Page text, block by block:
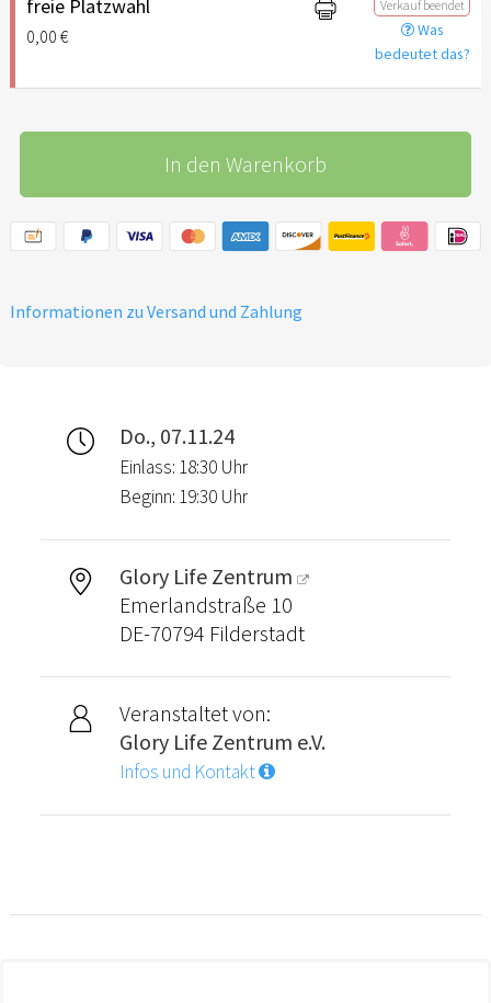
freie Platzwahl
0,00 €
Verkauf beendet
Was
bedeutet das?
In den Warenkorb
Informationen zu Versand und Zahlung
Do., 07.11.24
Einlass: 18:30 Uhr
Beginn: 19:30 Uhr
Glory Life Zentrum
Emerlandstraße 10
DE-70794 Filderstadt
Veranstaltet von:
Glory Life Zentrum e.V.
Infos und Kontakt